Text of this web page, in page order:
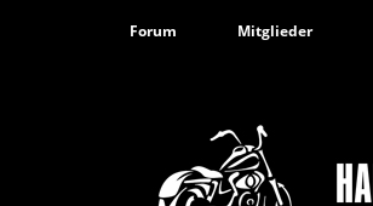
Forum Mitglieder